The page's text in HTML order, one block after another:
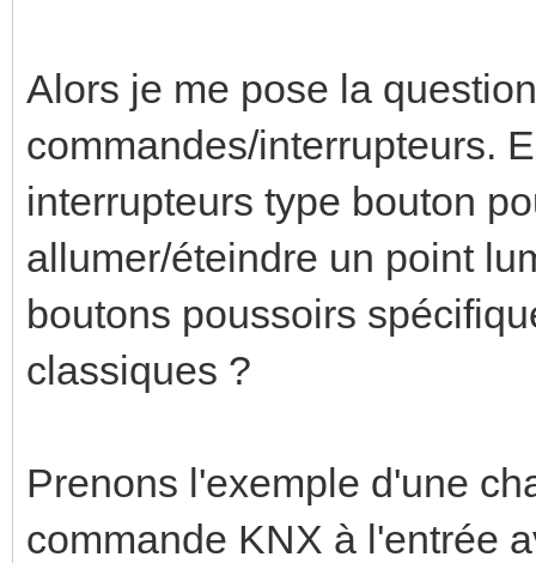
Alors je me pose la
commandes/interrupteurs.
interrupteurs type bouton
allumer/éteindre un point
boutons poussoirs
classiques ?
Prenons l'exemple d'une
commande KNX à l'entrée